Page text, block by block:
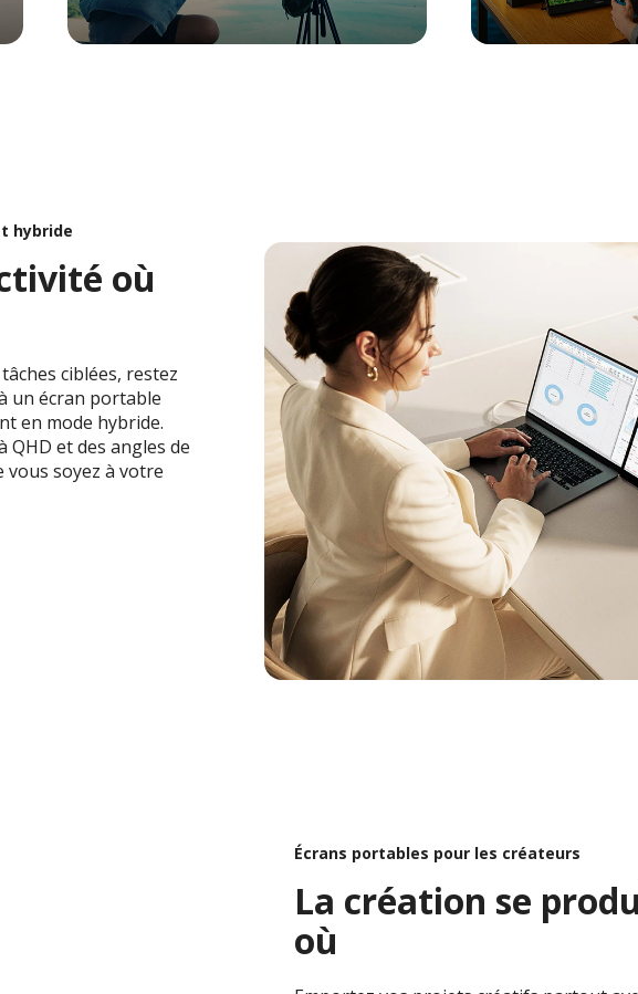
hybride
où
ciblées, restez
un écran portable
en mode hybride.
QHD et des angles de
soyez à votre
Le Travail À Distance Et Hybride
Écrans portables pour les créateurs
La création se
où